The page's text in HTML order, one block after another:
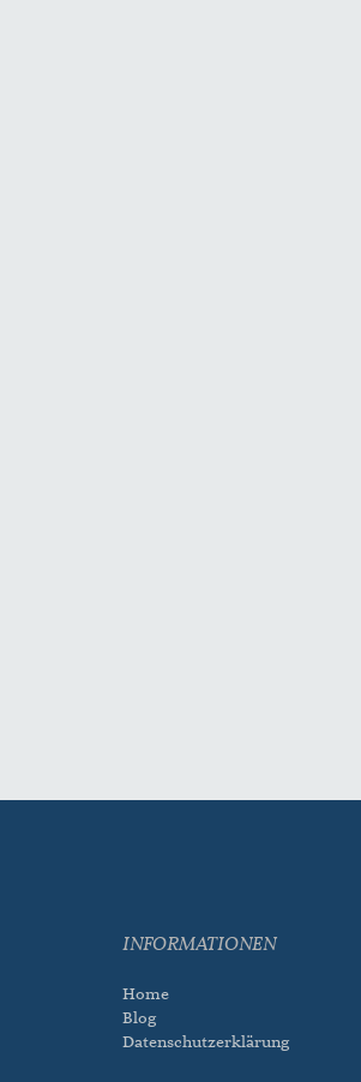
INFORMATIONEN
Home
Blog
Datenschutzerklärung